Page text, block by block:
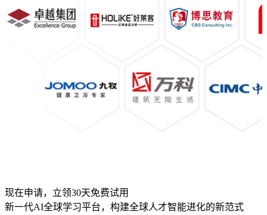
现在申请，立领30天免费试用
新一代AI全球学习平台，构建全球人才智能进化的新范式